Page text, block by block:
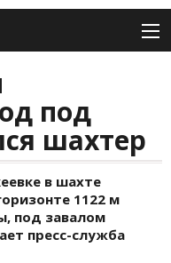
под
шахтер
в шахте
1122 м
под завалом
пресс-служба